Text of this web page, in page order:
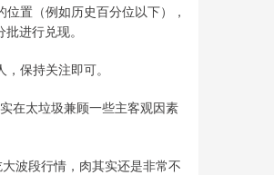
置（例如历史百分位以下），
进行兑现。
保持关注即可。
在太垃圾兼顾一些主客观因素
波段行情，肉其实还是非常不